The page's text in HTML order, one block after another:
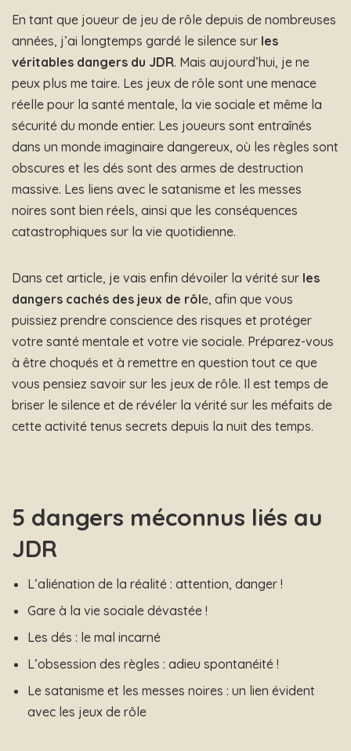
En tant que joueur de jeu de rôle depuis de nombreuses
années, j’ai longtemps gardé le silence sur les
véritables dangers du JDR. Mais aujourd’hui, je ne
peux plus me taire. Les jeux de rôle sont une menace
réelle pour la santé mentale, la vie sociale et même la
sécurité du monde entier. Les joueurs sont entraînés
dans un monde imaginaire dangereux, où les règles sont
obscures et les dés sont des armes de destruction
massive. Les liens avec le satanisme et les messes
noires sont bien réels, ainsi que les conséquences
catastrophiques sur la vie quotidienne.
Dans cet article, je vais enfin dévoiler la vérité sur les
dangers cachés des jeux de rôle, afin que vous
puissiez prendre conscience des risques et protéger
votre santé mentale et votre vie sociale. Préparez-vous
à être choqués et à remettre en question tout ce que
vous pensiez savoir sur les jeux de rôle. Il est temps de
briser le silence et de révéler la vérité sur les méfaits de
cette activité tenus secrets depuis la nuit des temps.
5 dangers méconnus liés au
JDR
L’aliénation de la réalité : attention, danger !
Gare à la vie sociale dévastée !
Les dés : le mal incarné
L’obsession des règles : adieu spontanéité !
Le satanisme et les messes noires : un lien évident
avec les jeux de rôle